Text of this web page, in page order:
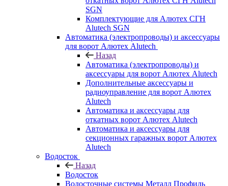
SGN
Комплектующие для Алютех СГН
Alutech SGN
Автоматика (электропроводы) и аксессуары
для ворот Алютех Alutech
Назад
Автоматика (электропроводы) и
аксессуары для ворот Алютех Alutech
Дополнительные аксессуары и
радиоуправление для ворот Алютех
Alutech
Автоматика и аксессуары для
откатных ворот Алютех Alutech
Автоматика и аксессуары для
секционных гаражных ворот Алютех
Alutech
Водосток
Назад
Водосток
Водосточные системы Металл Профиль